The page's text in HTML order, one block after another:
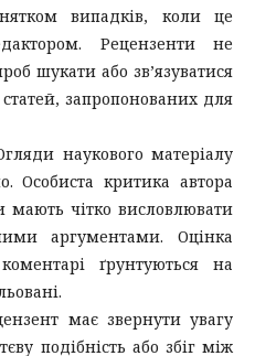
випадків, коли це
Рецензенти не
шукати або зв’язуватися
запропонованих для
наукового матеріалу
Особиста критика автора
мають чітко висловлювати
аргументами. Оцінка
ґрунтуються на
має звернути увагу
подібність або збіг між